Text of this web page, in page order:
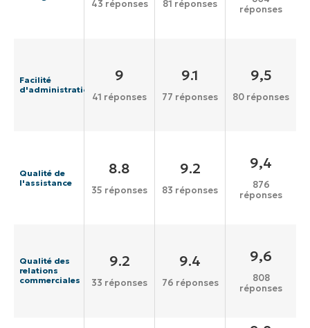
43 réponses 81 réponses
réponses
Facilité
d'administration
9
41 réponses
9.1
77 réponses
9,5
80 réponses
Qualité de
l'assistance
8.8
35 réponses
9.2
83 réponses
9,4
876
réponses
Qualité des
relations
commerciales
9.2
33 réponses
9.4
76 réponses
9,6
808
réponses